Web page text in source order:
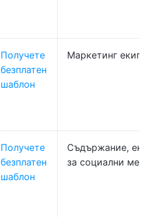
Получете
безплатен
шаблон
Маркетинг екипи
Получете
безплатен
шаблон
Съдържание,
за социални